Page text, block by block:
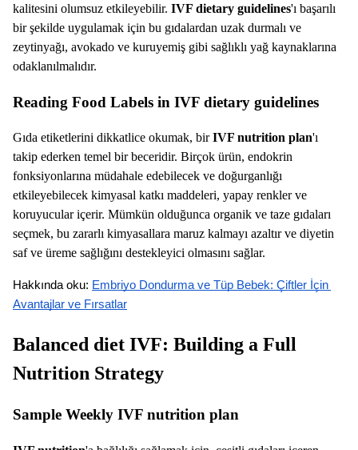
kalitesini olumsuz etkileyebilir. IVF dietary guidelines'ı başarılı
bir şekilde uygulamak için bu gıdalardan uzak durmalı ve
zeytinyağı, avokado ve kuruyemiş gibi sağlıklı yağ kaynaklarına
odaklanılmalıdır.
Reading Food Labels in IVF dietary guidelines
Gıda etiketlerini dikkatlice okumak, birIVF nutrition plan'ı
takip ederken temel bir beceridir. Birçok ürün, endokrin
fonksiyonlarına müdahale edebilecek ve doğurganlığı
etkileyebilecek kimyasal katkı maddeleri, yapay renkler ve
koruyucular içerir. Mümkün olduğunca organik ve taze gıdaları
seçmek, bu zararlı kimyasallara maruz kalmayı azaltır ve diyetin
saf ve üreme sağlığını destekleyici olmasını sağlar.
Hakkında oku: Embriyo Dondurma ve Tüp Bebek: Çiftler İçin
Avantajlar ve Fırsatlar
Balanced diet IVF: Building a Full
Nutrition Strategy
Sample Weekly IVF nutrition plan